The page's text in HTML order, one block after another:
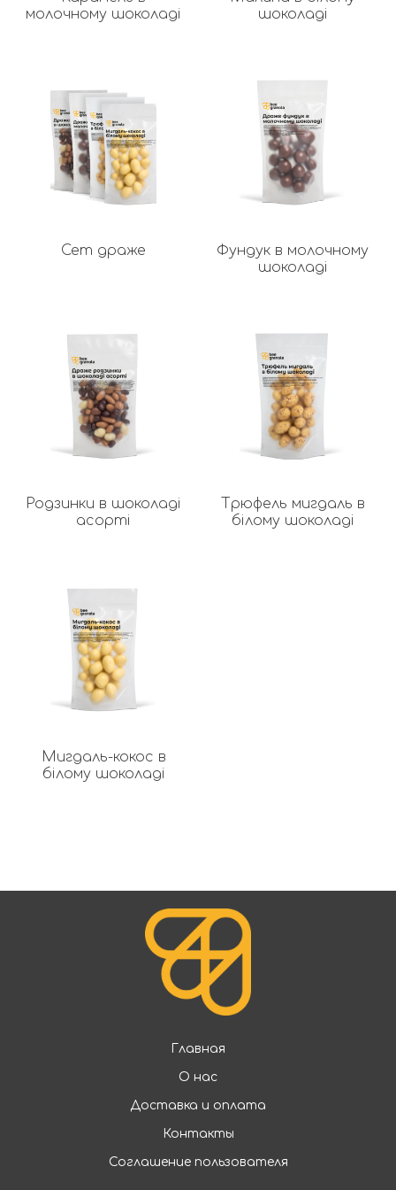
молочному шоколаді
шоколаді
Сет драже
Фундук в молочному
шоколаді
Родзинки в шоколаді
асорті
Трюфель мигдаль в
білому шоколаді
Мигдаль-кокос в
білому шоколаді
Главная
О нас
Доставка и оплата
Контакты
Соглашение пользователя